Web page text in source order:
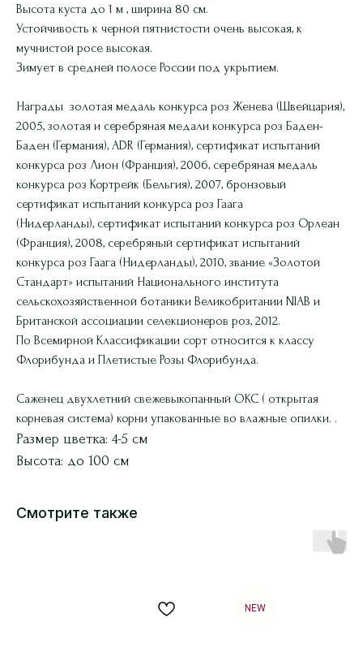
Высота куста до 1 м , ширина 80 см.
Устойчивость к черной пятнистости очень высокая, к
мучнистой росе высокая.
Зимует в средней полосе России под укрытием.
Награды золотая медаль конкурса роз Женева (Швейцария),
2005, золотая и серебряная медали конкурса роз Баден-
Баден (Германия), ADR (Германия), сертификат испытаний
конкурса роз Лион (Франция), 2006, серебряная медаль
конкурса роз Кортрейк (Бельгия), 2007, бронзовый
сертификат испытаний конкурса роз Гаага
(Нидерланды), сертификат испытаний конкурса роз Орлеан
(Франция), 2008, серебряный сертификат испытаний
конкурса роз Гаага (Нидерланды), 2010, звание «Золотой
Стандарт» испытаний Национального института
сельскохозяйственной ботаники Великобритании NIAB и
Британской ассоциации селекционеров роз, 2012.
По Всемирной Классификации сорт относится к классу
Флорибунда и Плетистые Розы Флорибунда.
Саженец двухлетний свежевыкопанный ОКС ( открытая
корневая система) корни упакованные во влажные опилки. .
Размер цветка: 4-5 см
Высота: до 100 см
Смотрите также
NEW